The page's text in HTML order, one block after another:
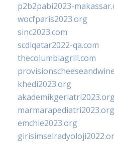
p2b2pabi2023-
wocfparis2023.org
sinc2023.com
scdlqatar2022-qa.com
thecolumbiagrill.com
khedi2023.org
marmarapediatri2023.org
emchie2023.org